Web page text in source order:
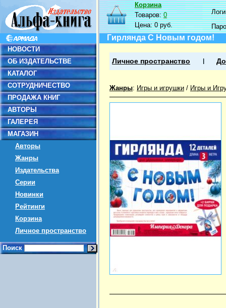
НОВОСТИ
ОБ ИЗДАТЕЛЬСТВЕ
КАТАЛОГ
СОТРУДНИЧЕСТВО
ПРОДАЖА КНИГ
АВТОРЫ
ГАЛЕРЕЯ
МАГАЗИН
Авторы
Жанры
Издательства
Серии
Новинки
Рейтинги
Корзина
Личное пространство
Поиск
Корзина
Товаров:0
Цена:0 руб.
Гирлянда С Новым годом!
Личное пространство
Жанры: Игры и игрушки / Игры и